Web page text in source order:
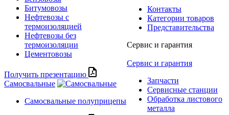
Битумовозы
Нефтевозы с
термоизоляцией
Нефтевозы без
термоизоляции
Цементовозы
Получить презентацию
Самосвальные
Самосвальные полуприцепы
Контакты
Категории товаров
Представительства
Сервис и гарантия
Сервис и гарантия
Запчасти
Сервисные станции
Обработка листового
металла